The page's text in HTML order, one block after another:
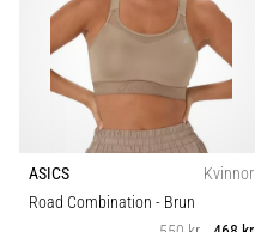
även
känt
som
iliotibialbandssyndrom
ett
mycket
ASICS
Kvinnor
Road Combination - Brun